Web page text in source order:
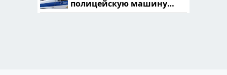
полицейскую машину
напали и подожгли.